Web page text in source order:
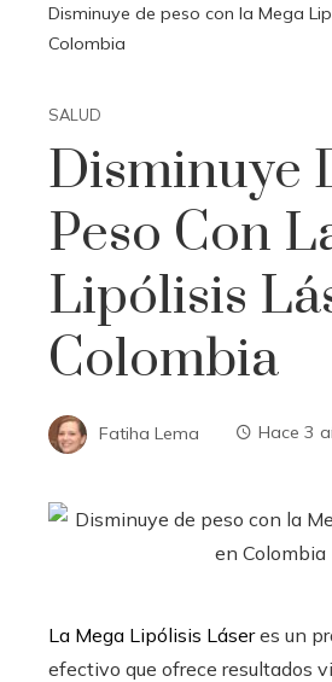
Disminuye de peso con la Mega
Colombia
SALUD
Disminuye
Peso Con
Lipólisis
Colombia
Fatiha Lema Hace 3
La Mega Lipólisis Láseres un
efectivo que ofrece resultados